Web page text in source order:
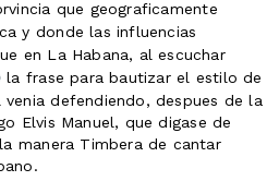
que geograficamente
y donde las influencias
en La Habana, al escuchar
la frase para bautizar el estilo de
defendiendo, despues de la
Elvis Manuel, que digase de
manera Timbera de cantar